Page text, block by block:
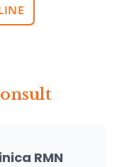
RMN